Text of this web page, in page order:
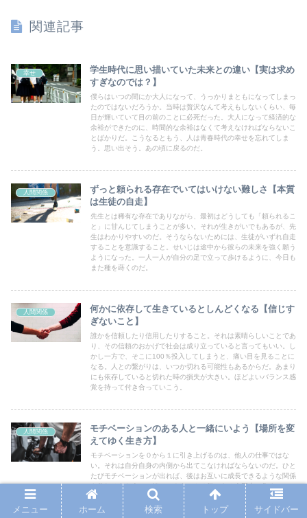
関連記事
幸せ
学生時代に思い描いていた未来との違い【実は求め
すぎなのでは？】
僕らはいつの間にか大人になって、うっかりまともになってしまっ
たのではないだろうか。当時は贅沢なんて考えもしないくらい、毎
日が輝いていて目の前のことに必死だった。大人になって経済的な
余裕ができたのに、時間的な余裕はなくて考えなければならないこ
とばかりだ。こうなるともう、人は青春時代の幸せを忘れてしま
う。思い出そう。あの頃に戻るのだ。
人間関係
ずっと頼られる存在でいてはいけない難しさ【本質
は生徒の自走】
先生とは稀有な存在でありながら、最初はどうしても「頼られるこ
と」に甘んじてしまうことが多い。それが生きがいでもあるが、先
生はわかりやすいのだ。そうならないためには、生徒がいずれ自走
することを意識すること。せいじは途中から彼らの未来を強く願う
ようになった。一人一人が自分の足で立って歩けるように、今日も
また種を蒔くのだ。
人間関係
何かに依存して生きているとしんどくなる【信じす
ぎないこと】
誰かを信頼したり信用したりすること。それは素晴らしいことであ
り、その信頼のおかげで社会は成り立っていると言ってもいい。し
かし一方で、そこに100％投入してしまうと、痛い目を見ることに
なる。人との繋がりは、いつか切れる可能性もあるからだ。あまり
にも依存していると切れた時の損失が大きい。ほどよいバランス感
覚を持って付き合っていこう。
人間関係
モチベーションのある人と一緒にいよう【場所を変
えてゆく生き方】
モチベーションを０から１に引き上げるのは、他人の仕事ではな
い。それは自分自身の内側から出てこなければならないのだ。ひと
たびモチベーションが出れば、後はお互いに成長できるような関係
を作れそうな人と一緒にいよう。やる気のある人同士で集まってい
れば、教える側も楽しくなるはず。付き合う人も見定めていこう。
メニュー ホーム 検索 トップ サイドバー